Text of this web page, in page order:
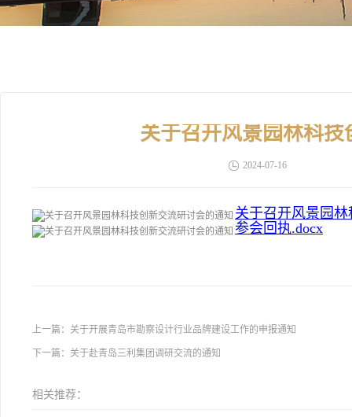
关于召开风景园林科
2024-07-16
关于召开风景园
参会回执.docx
上一篇： 关于开展青岛市勘察设计行业品牌建设工作的申报通知
下一篇： 关于赴青岛三利集团调研交流的通知
相关推荐：